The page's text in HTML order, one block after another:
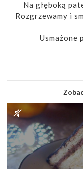
Na głęboką
Rozgrzewamy i
Usmażone